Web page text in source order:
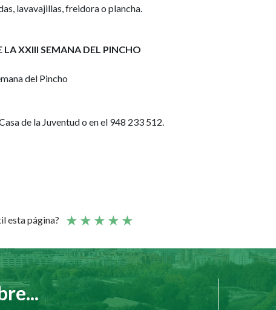
lavavajillas, freidora o plancha.
XXIII SEMANA DEL PINCHO
del Pincho
de la Juventud o en el 948 233 512.
esta página?